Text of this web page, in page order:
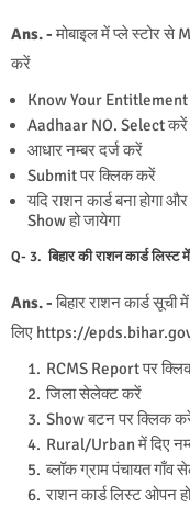
Ans. -मोबाइल में प्ले स्टोर
करें
Know Your
Aadhaar NO. Select करें
आधार नम्बर दर्ज करें
Submit पर क्लिक करें
यदि राशन कार्ड बना होगा
Show हो जायेगा
Q- 3. बिहार की राशन कार्ड
Ans. -बिहार राशन कार्ड
लिए https://
RCMS Report पर
जिला सेलेक्ट करें
Show बटन पर क्लिक
Rural/Urban में दिए
ब्लॉक ग्राम पंचायत गाँव
राशन कार्ड लिस्ट ओपन